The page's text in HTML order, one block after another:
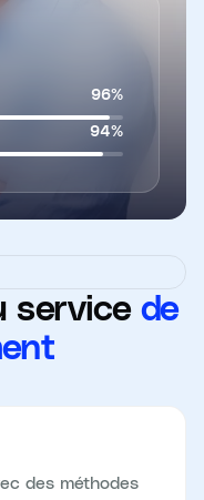
96%
94%
service de
des méthodes